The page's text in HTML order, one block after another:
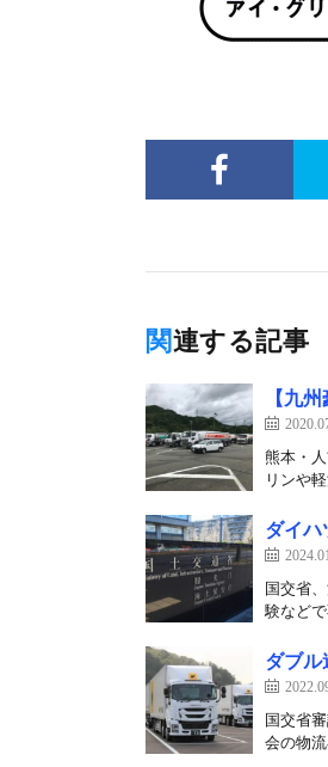
関連する記事
【九
熊本・
リンや
ダイハ
国交省
験など
ダブ
国交省
会の物